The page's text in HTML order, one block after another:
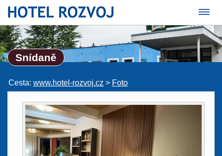
Snídaně
Cesta: www.hotel-rozvoj.cz > Foto